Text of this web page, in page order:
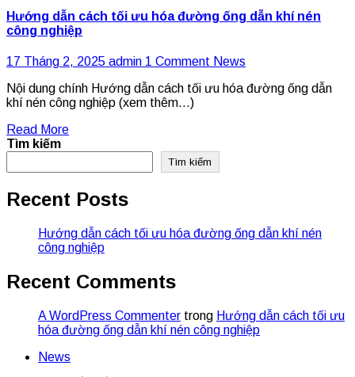
Hướng dẫn cách tối ưu hóa đường ống dẫn khí nén
công nghiệp
17 Tháng 2, 2025 admin 1 Comment News
Nội dung chính Hướng dẫn cách tối ưu hóa đường ống dẫn
khí nén công nghiệp (xem thêm…)
Read More
Tìm kiếm
Tìm kiếm
Recent Posts
Hướng dẫn cách tối ưu hóa đường ống dẫn khí nén
công nghiệp
Recent Comments
A WordPress Commenter trong Hướng dẫn cách tối ưu
hóa đường ống dẫn khí nén công nghiệp
News